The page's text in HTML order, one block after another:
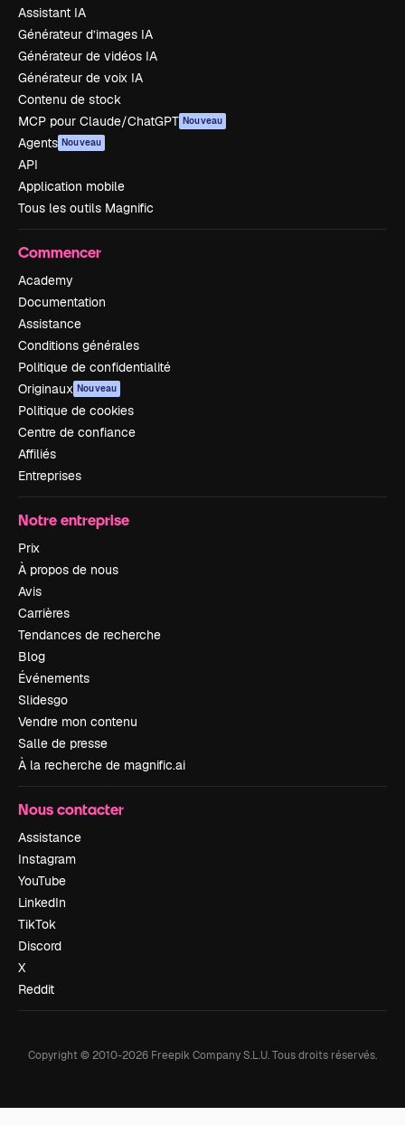
Assistant IA
Générateur d’images IA
Générateur de vidéos IA
Générateur de voix IA
Contenu de stock
MCP pour Claude/ChatGPT Nouveau
Agents Nouveau
API
Application mobile
Tous les outils Magnific
Commencer
Academy
Documentation
Assistance
Conditions générales
Politique de confidentialité
Originaux Nouveau
Politique de cookies
Centre de confiance
Affiliés
Entreprises
Notre entreprise
Prix
À propos de nous
Avis
Carrières
Tendances de recherche
Blog
Événements
Slidesgo
Vendre mon contenu
Salle de presse
À la recherche de magnific.ai
Nous contacter
Assistance
Instagram
YouTube
LinkedIn
TikTok
Discord
X
Reddit
Copyright © 2010-2026 Freepik Company S.L.U.Tous droits réservés.